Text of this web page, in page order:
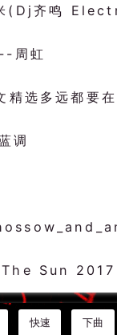
周虹
调
快速 下曲